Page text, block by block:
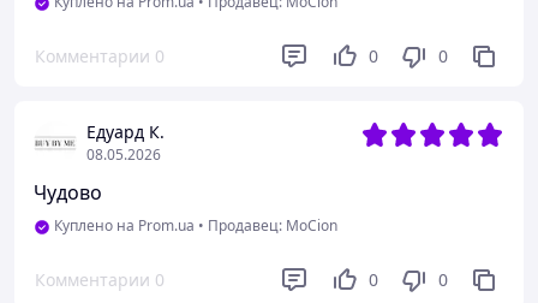
Комментарии 0 0 0
Едуард К.
08.05.2026
Чудово
Куплено на Prom.ua • Продавец: MoCion
Комментарии 0 0 0